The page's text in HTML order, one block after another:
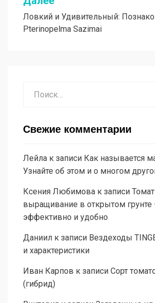
Ловкий и Удивительный:
Pterinopelma Sazimai
Свежие комментарии
Лейла к записи Как называется
Узнайте об этом и о многом
Ксения Любимова к записи
выращивание в открытом грунте
эффективно и удобно
Даниил к записи Вездеходы
и характеристики
Иван Карпов к записи Сорт
(гибрид)